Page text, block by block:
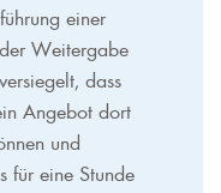
einer
Weitergabe
dass
Angebot dort
und
für eine Stunde